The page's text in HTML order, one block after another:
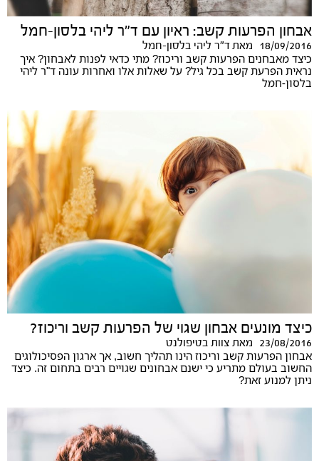
אבחון הפרעות קשב: ראיון עם ד"ר ליהי בלסון-חמל
18/09/2016 מאתד"ר ליהי בלסון-חמל
כיצד מאבחנים הפרעות קשב וריכוז? מתי כדאי לפנות לאבחון? איך
נראית הפרעת קשב בכל גיל? על שאלות אלו ואחרות עונה ד"ר ליהי
בלסון-חמל
כיצד מונעים אבחון שגוי של הפרעות קשב וריכוז?
23/08/2016 מאת צוות בטיפולנט
אבחון הפרעות קשב וריכוז הינו תהליך חשוב, אך ארגון הפסיכולוגים
החשוב בעולם מתריע כי ישנם אבחונים שגויים רבים בתחום זה. כיצד
ניתן למנוע זאת?